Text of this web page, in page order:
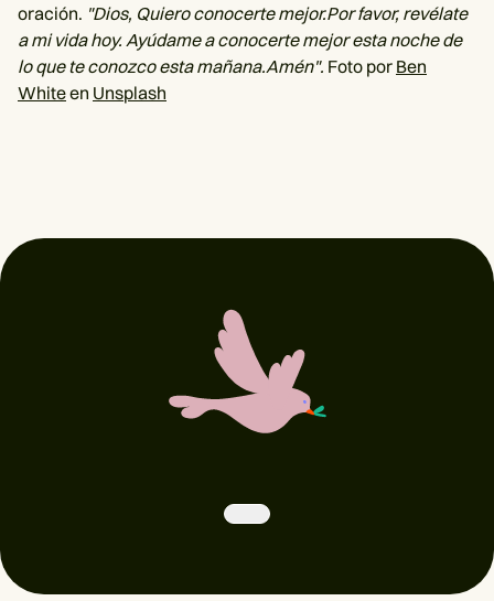
oración. "Dios, Quiero conocerte mejor.Por favor, revélate
a mi vida hoy. Ayúdame a conocerte mejor esta noche de
lo que te conozco esta mañana.Amén". Foto por Ben
Whiteen Unsplash